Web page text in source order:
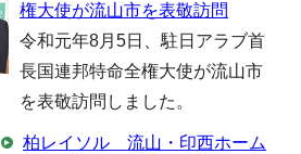
権大使が流山市を表敬訪問
令和元年8月5日、駐日アラブ首
長国連邦特命全権大使が流山市
を表敬訪問しました。
柏レイソル 流山・印西ホーム